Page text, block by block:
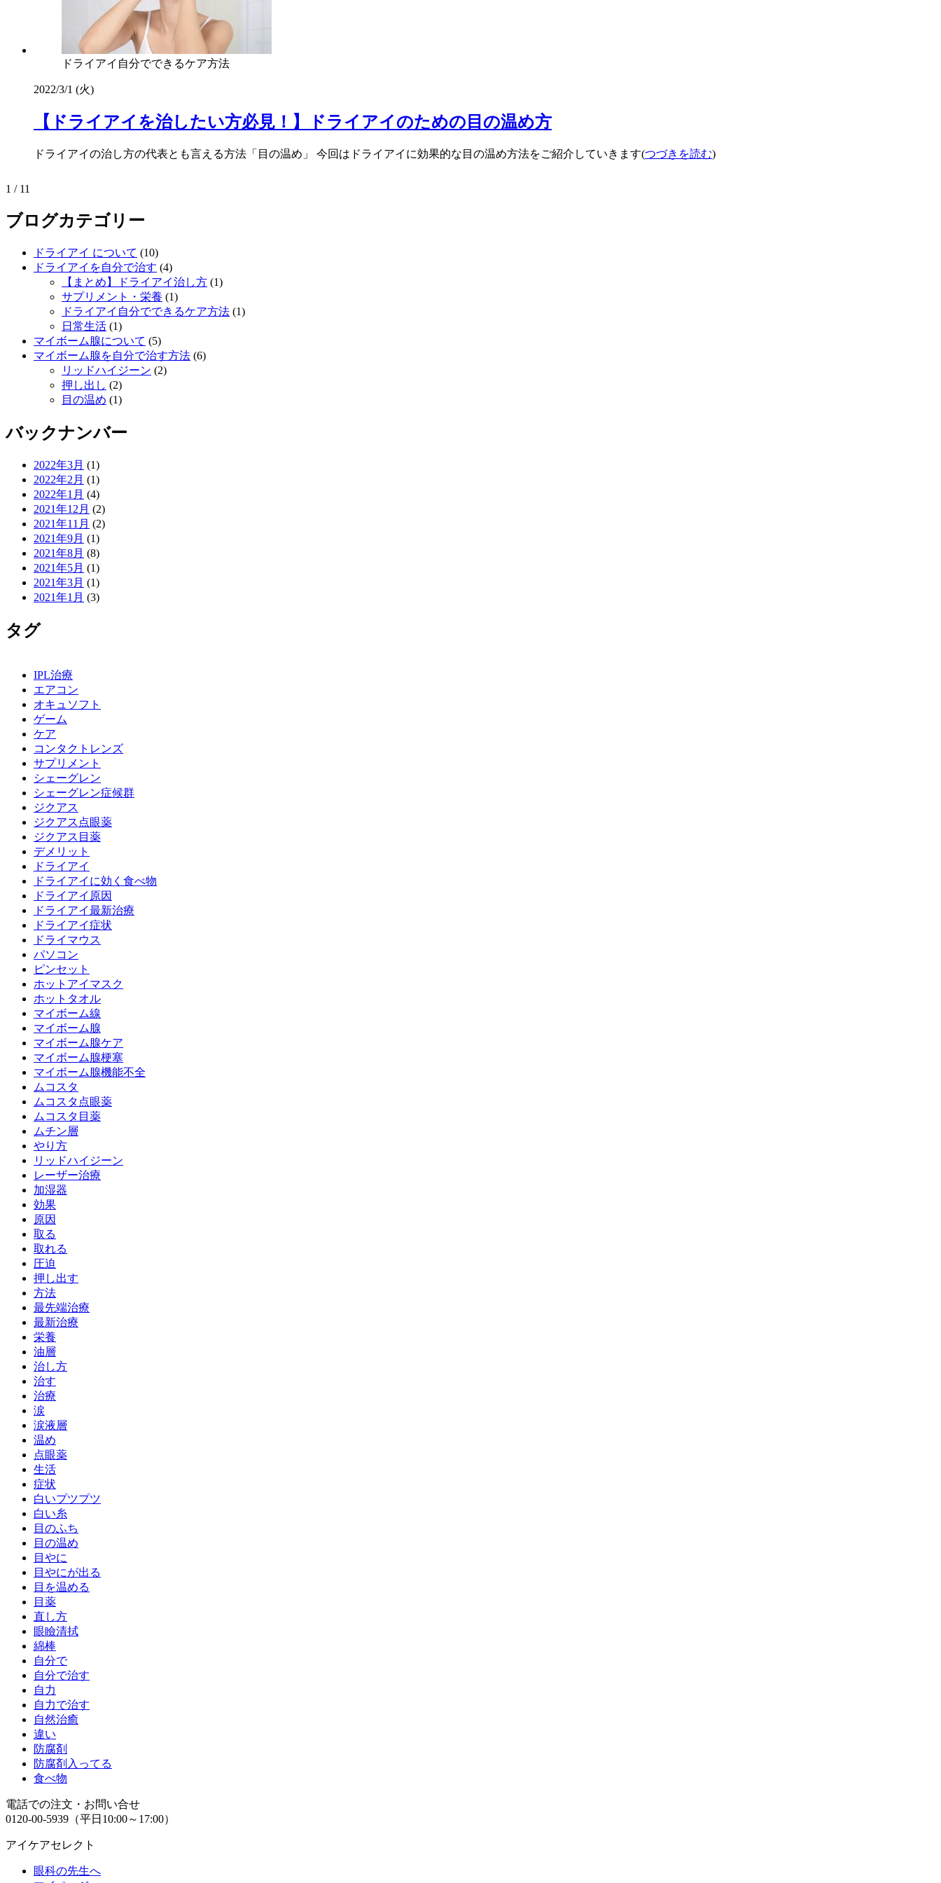
ドライアイ自分でできるケア方法
2022/3/1 (火)
【ドライアイを治したい方必見！】ドライアイのための目の温め方
ドライアイの治し方の代表とも言える方法「目の温め」 今回はドライアイに効果的な目の温め方法をご紹介していきます(つづきを読む)
1 / 11
ブログカテゴリー
ドライアイ について (10)
ドライアイを自分で治す (4)
【まとめ】ドライアイ治し方 (1)
サプリメント・栄養 (1)
ドライアイ自分でできるケア方法 (1)
日常生活 (1)
マイボーム腺について (5)
マイボーム腺を自分で治す方法 (6)
リッドハイジーン (2)
押し出し (2)
目の温め (1)
バックナンバー
2022年3月 (1)
2022年2月 (1)
2022年1月 (4)
2021年12月 (2)
2021年11月 (2)
2021年9月 (1)
2021年8月 (8)
2021年5月 (1)
2021年3月 (1)
2021年1月 (3)
タグ
IPL治療
エアコン
オキュソフト
ゲーム
ケア
コンタクトレンズ
サプリメント
シェーグレン
シェーグレン症候群
ジクアス
ジクアス点眼薬
ジクアス目薬
デメリット
ドライアイ
ドライアイに効く食べ物
ドライアイ原因
ドライアイ最新治療
ドライアイ症状
ドライマウス
パソコン
ピンセット
ホットアイマスク
ホットタオル
マイボーム線
マイボーム腺
マイボーム腺ケア
マイボーム腺梗塞
マイボーム腺機能不全
ムコスタ
ムコスタ点眼薬
ムコスタ目薬
ムチン層
やり方
リッドハイジーン
レーザー治療
加湿器
効果
原因
取る
取れる
圧迫
押し出す
方法
最先端治療
最新治療
栄養
油層
治し方
治す
治療
涙
涙液層
温め
点眼薬
生活
症状
白いプツプツ
白い糸
目のふち
目の温め
目やに
目やにが出る
目を温める
目薬
直し方
眼瞼清拭
綿棒
自分で
自分で治す
自力
自力で治す
自然治癒
違い
防腐剤
防腐剤入ってる
食べ物
電話での注文・お問い合せ
0120-00-5939 （平日10:00～17:00）
アイケアセレクト
眼科の先生へ